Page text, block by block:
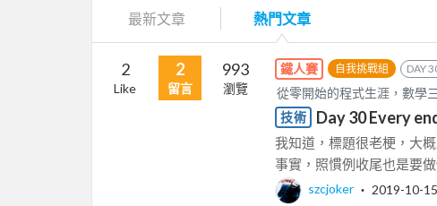
最新文章 熱門文章
2
Like
2
留言
993
瀏覽
鐵人賽 自我挑戰組 DAY
從零開始的程式生涯，數學
技術
Day 30 Every
我知道，標題很老梗，大
事實，照慣例收尾也是要
szcjoker ‧ 2019-10-15